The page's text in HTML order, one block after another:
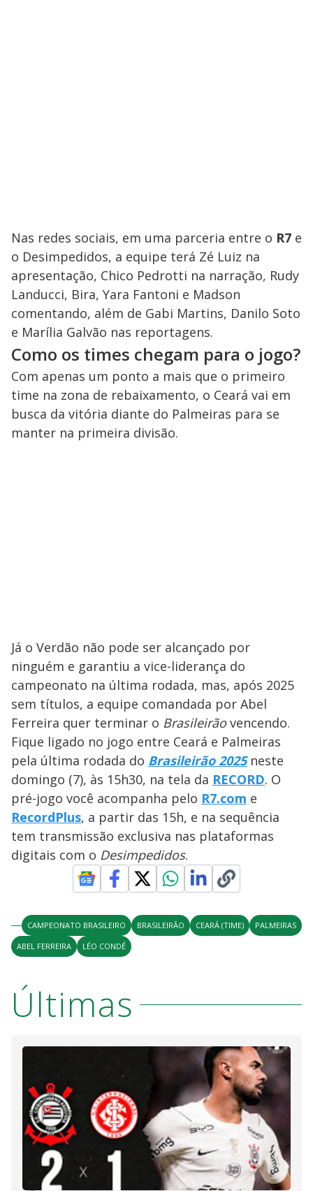
Nas redes sociais, em uma parceria entre o R7 e
o Desimpedidos, a equipe terá Zé Luiz na
apresentação, Chico Pedrotti na narração, Rudy
Landucci, Bira, Yara Fantoni e Madson
comentando, além de Gabi Martins, Danilo Soto
e Marília Galvão nas reportagens.
Como os times chegam para o jogo?
Com apenas um ponto a mais que o primeiro
time na zona de rebaixamento, o Ceará vai em
busca da vitória diante do Palmeiras para se
manter na primeira divisão.
Já o Verdão não pode ser alcançado por
ninguém e garantiu a vice-liderança do
campeonato na última rodada, mas, após 2025
sem títulos, a equipe comandada por Abel
Ferreira quer terminar o Brasileirãovencendo.
Fique ligado no jogo entre Ceará e Palmeiras
pela última rodada do Brasileirão 2025neste
domingo (7), às 15h30, na tela da RECORD. O
pré-jogo você acompanha pelo R7.com e
RecordPlus, a partir das 15h, e na sequência
tem transmissão exclusiva nas plataformas
digitais com o Desimpedidos.
CAMPEONATO BRASILEIRO BRASILEIRÃO CEARÁ (TIME)
PALMEIRAS
ABEL FERREIRA
LÉO CONDÉ
Últimas